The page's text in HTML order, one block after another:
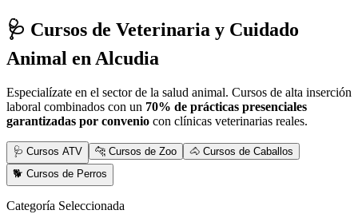
🩺 Cursos de Veterinaria y Cuidado
Animal en Alcudia
Especialízate en el sector de la salud animal. Cursos de alta inserción
laboral combinados con un 70% de prácticas presenciales
garantizadas por convenio con clínicas veterinarias reales.
🩺 Cursos ATV 🐆 Cursos de Zoo
🐴 Cursos de Caballos
🐕 Cursos de Perros
Categoría Seleccionada